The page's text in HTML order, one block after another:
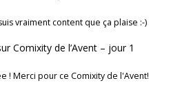
vraiment content que ça plaise :-)
Comixity de l’Avent – jour 1
! Merci pour ce Comixity de l'Avent!